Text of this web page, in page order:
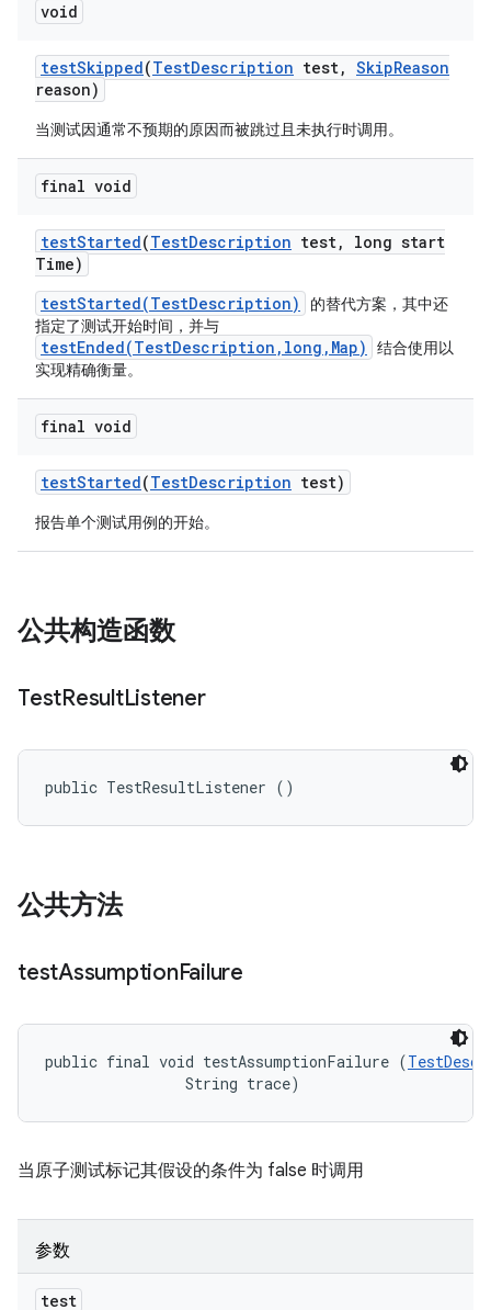
void
testSkipped(TestDescription test, SkipReason
reason)
当测试因通常不预期的原因而被跳过且未执行时调用。
final void
testStarted(TestDescription test,
long start
Time)
testStarted(TestDescription)
的替代方案，其中还
指定了测试开始时间，并与
testEnded(TestDescription,long,Map)
结合使用以
实现精确衡量。
final void
testStarted(TestDescription test)
报告单个测试用例的开始。
公共构造函数
TestResultListener
public TestResultListener ()
公共方法
testAssumptionFailure
public final void testAssumptionFailure (
                String trace)
当原子测试标记其假设的条件为 false 时调用
参数
test